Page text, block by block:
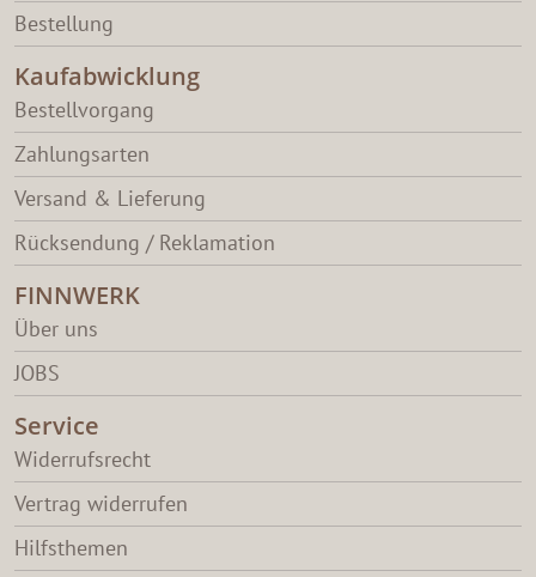
Bestellung
Kaufabwicklung
Bestellvorgang
Zahlungsarten
Versand & Lieferung
Rücksendung / Reklamation
FINNWERK
Über uns
JOBS
Service
Widerrufsrecht
Vertrag widerrufen
Hilfsthemen